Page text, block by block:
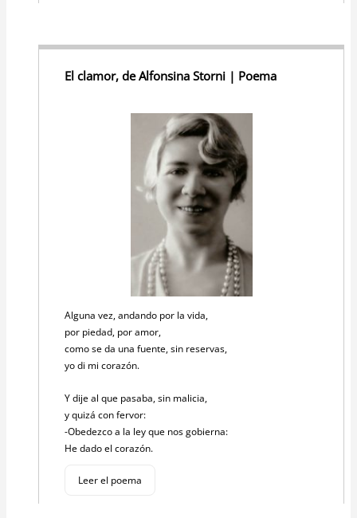
El clamor, de Alfonsina Storni | Poema
Alguna vez, andando por la vida,
por piedad, por amor,
como se da una fuente, sin reservas,
yo di mi corazón.
Y dije al que pasaba, sin malicia,
y quizá con fervor:
-Obedezco a la ley que nos gobierna:
He dado el corazón.
Leer el poema